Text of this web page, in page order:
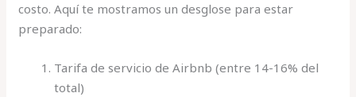
costo. Aquí te mostramos un desglose para estar
preparado:
Tarifa de servicio de Airbnb (entre 14-16% del
total)